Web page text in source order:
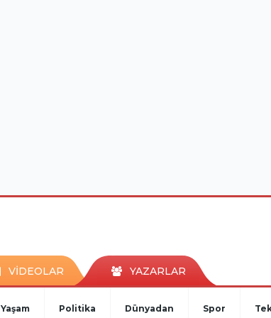
VİDEOLAR YAZARLAR
Yaşam Politika Dünyadan Spor